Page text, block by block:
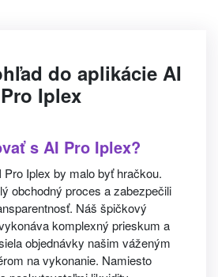
do aplikácie AI
Pro Iplex
s AI Pro Iplex?
Iplex by malo byť hračkou.
obchodný proces a zabezpečili
Náš špičkový
komplexný prieskum a
objednávky našim váženým
na vykonanie. Namiesto